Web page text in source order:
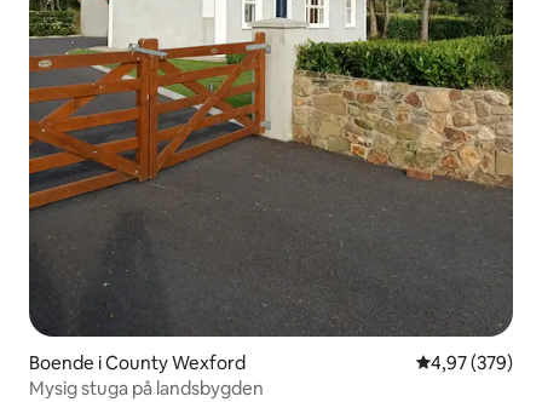
Boende i County Wexford 4,97 av 5 i
4,97 (379)
Mysig stuga på landsbygden